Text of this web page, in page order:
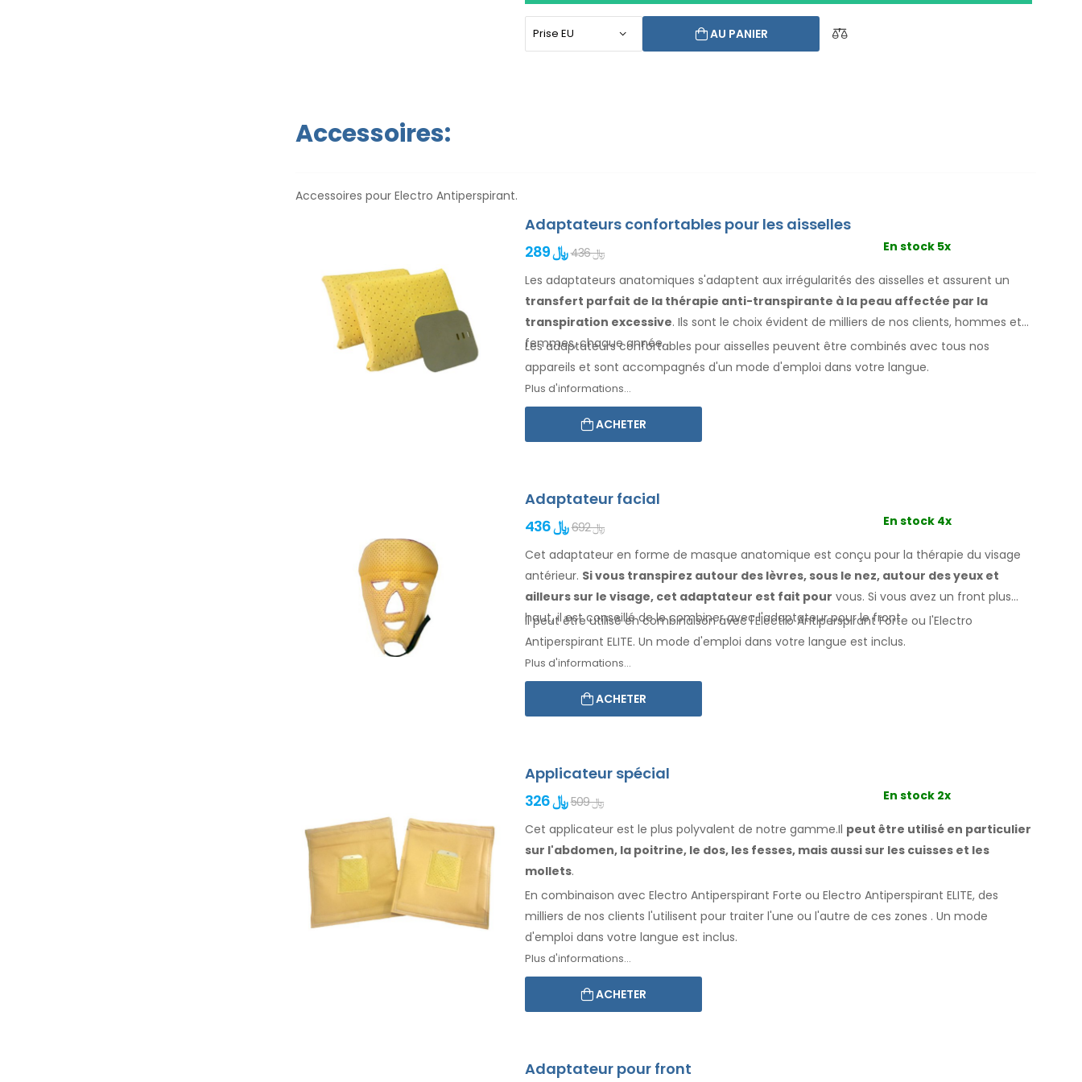
et une garantie de remboursement en cas d`insatisfaction
d`utilisation sont dans votre langue.
AU PANIER
Accessoires:
Accessoires pour Electro Antiperspirant.
Adaptateurs confortables pour les aisselles
289 ﷼
436 ﷼ En stock 5x
Les adaptateurs anatomiques s'adaptent aux irrégularités des aisselles et assurent un
transfert parfait de la thérapie anti-transpirante à la peau affectée par la
transpiration excessive. Ils sont le choix évident de milliers de nos clients, hommes et
femmes, chaque année.
Les adaptateurs confortables pour aisselles peuvent être combinés avec tous nos
appareils et sont accompagnés d'un mode d'emploi dans votre langue.
Plus d'informations...
ACHETER
Adaptateur facial
436 ﷼
692 ﷼ En stock 4x
Cet adaptateur en forme de masque anatomique est conçu pour la thérapie du visage
antérieur. Si vous transpirez autour des lèvres, sous le nez, autour des yeux et
ailleurs sur le visage, cet adaptateur est fait pour vous. Si vous avez un front plus
haut, il est conseillé de le combineravec l'adaptateur pourle front.
Il peut être utilisé en combinaison avec l'Electro Antiperspirant Forte ou l'Electro
Antiperspirant ELITE. Un mode d'emploi dans votre langue est inclus.
Plus d'informations...
ACHETER
Applicateur spécial
326 ﷼
509 ﷼ En stock 2x
Cet applicateur est le plus polyvalent de notre gamme.Il peut être utilisé en particulier
sur l'abdomen, la poitrine, le dos, les fesses, mais aussi sur les cuisses et les
mollets.
En combinaison avec Electro Antiperspirant Forte ou Electro Antiperspirant ELITE, des
milliers de nos clients l'utilisent pour traiter l'une ou l'autre de ces zones . Un mode
d'emploi dans votre langue est inclus.
Plus d'informations...
ACHETER
Adaptateur pour front